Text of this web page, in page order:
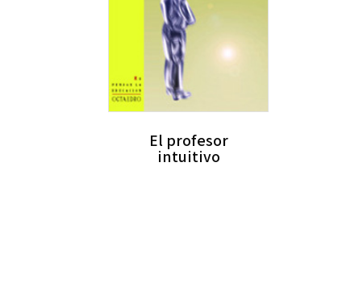
El profesor
intuitivo